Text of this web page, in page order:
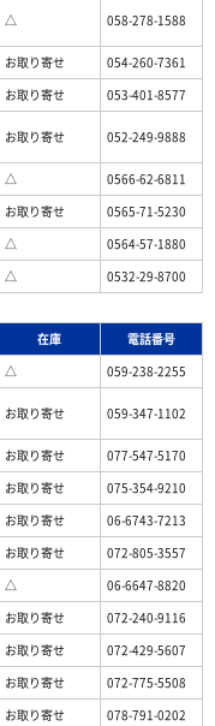
△ 058-278-1588
お取り寄せ
054-260-7361
お取り寄せ 053-401-8577
お取り寄せ 052-249-9888
△
0566-62-6811
お取り寄せ
0565-71-5230
△
0564-57-1880
△ 0532-29-8700
在庫
電話番号
△ 059-238-2255
お取り寄せ 059-347-1102
お取り寄せ
077-547-5170
お取り寄せ
075-354-9210
お取り寄せ
06-6743-7213
お取り寄せ
072-805-3557
△
06-6647-8820
お取り寄せ
072-240-9116
お取り寄せ
072-429-5607
お取り寄せ
072-775-5508
お取り寄せ
078-791-0202